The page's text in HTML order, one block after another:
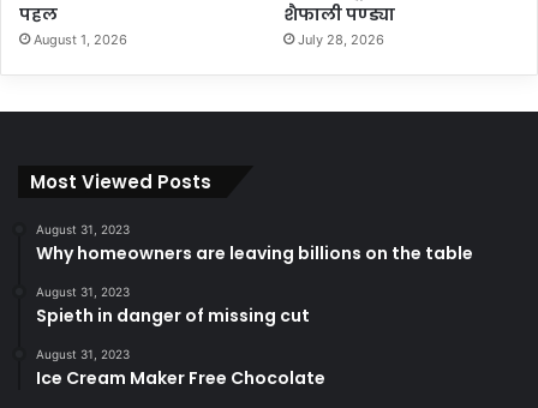
पहल
August 1, 2026
शैफाली पण्ड्या
July 28, 2026
Most Viewed Posts
August 31, 2023
Why homeowners are leaving billions on the table
August 31, 2023
Spieth in danger of missing cut
August 31, 2023
Ice Cream Maker Free Chocolate